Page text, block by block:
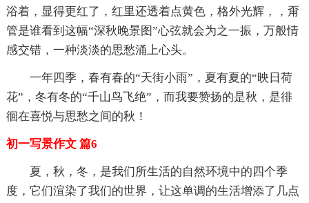
浴着，显得更红了，红里还透着点黄色，格外光辉，，甭
管是谁看到这幅“深秋晚景图”心弦就会为之一振，万般情
感交错，一种淡淡的思愁涌上心头。
一年四季，春有春的“天街小雨”，夏有夏的“映日荷
花”，冬有冬的“千山鸟飞绝”，而我要赞扬的是秋，是徘
徊在喜悦与思愁之间的秋！
初一写景作文 篇6
夏，秋，冬，是我们所生活的自然环境中的四个季
度，它们渲染了我们的世界，让这单调的生活增添了几点